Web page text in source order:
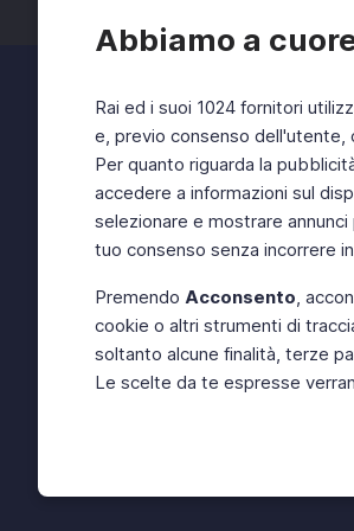
Abbiamo a
Rai ed i suoi 1024 fornitori
e, previo consenso dell'utente,
Per quanto riguarda la
accedere a informazioni sul
selezionare e mostrare
tuo consenso senza incorrere
Premendo Acconsento,
cookie o altri strumenti di
soltanto alcune finalità, terze
Le scelte da te espresse